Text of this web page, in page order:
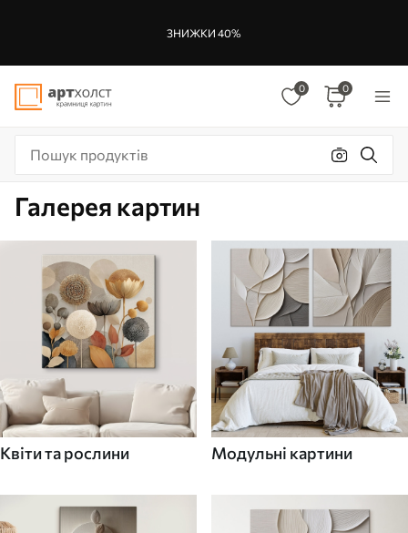
ЗНИЖКИ 40%
0 0
Галерея картин
Квіти та рослини Модульні картини